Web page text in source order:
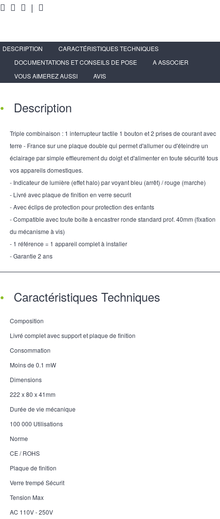
|
DESCRIPTION
CARACTÉRISTIQUES TECHNIQUES
DOCUMENTATIONS ET CONSEILS DE POSE
A ASSOCIER
VOUS AIMEREZ AUSSI
AVIS
Description
Triple combinaison : 1 interrupteur tactile 1 bouton et 2 prises de courant avec
terre - France sur une plaque double qui permet d'allumer ou d'éteindre un
éclairage par simple effleurement du doigt et d'alimenter en toute sécurité tous
vos appareils domestiques.
- Indicateur de lumière (effet halo) par voyant bleu (arrêt) / rouge (marche)
- Livré avec plaque de finition en verre securit
- Avec éclips de protection pour protection des enfants
- Compatible avec toute boîte à encastrer ronde standard prof. 40mm (fixation
du mécanisme à vis)
- 1 référence = 1 appareil complet à installer
- Garantie 2 ans
Caractéristiques Techniques
Composition
Livré complet avec support et plaque de finition
Consommation
Moins de 0.1 mW
Dimensions
222 x 80 x 41mm
Durée de vie mécanique
100 000 Utilisations
Norme
CE / ROHS
Plaque de finition
Verre trempé Sécurit
Tension Max
AC 110V - 250V